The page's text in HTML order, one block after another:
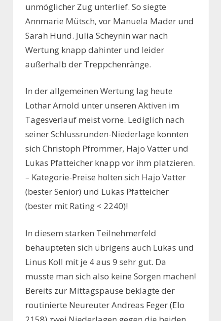
unmöglicher Zug unterlief. So siegte
Annmarie Mütsch, vor Manuela Mader und
Sarah Hund. Julia Scheynin war nach
Wertung knapp dahinter und leider
außerhalb der Treppchenränge.
In der allgemeinen Wertung lag heute
Lothar Arnold unter unseren Aktiven im
Tagesverlauf meist vorne. Lediglich nach
seiner Schlussrunden-Niederlage konnten
sich Christoph Pfrommer, Hajo Vatter und
Lukas Pfatteicher knapp vor ihm platzieren.
– Kategorie-Preise holten sich Hajo Vatter
(bester Senior) und Lukas Pfatteicher
(bester mit Rating < 2240)!
In diesem starken Teilnehmerfeld
behaupteten sich übrigens auch Lukas und
Linus Koll mit je 4 aus 9 sehr gut. Da
musste man sich also keine Sorgen machen!
Bereits zur Mittagspause beklagte der
routinierte Neureuter Andreas Feger (Elo